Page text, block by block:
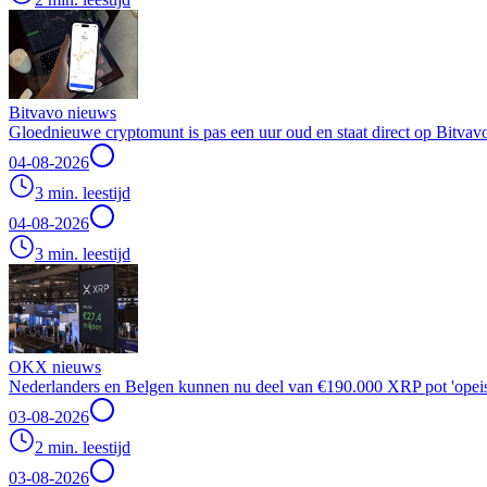
Bitvavo nieuws
Gloednieuwe cryptomunt is pas een uur oud en staat direct op
04-08-2026
3 min. leestijd
04-08-2026
3 min. leestijd
OKX nieuws
Nederlanders en Belgen kunnen nu deel van €190.000 XRP pot
03-08-2026
2 min. leestijd
03-08-2026